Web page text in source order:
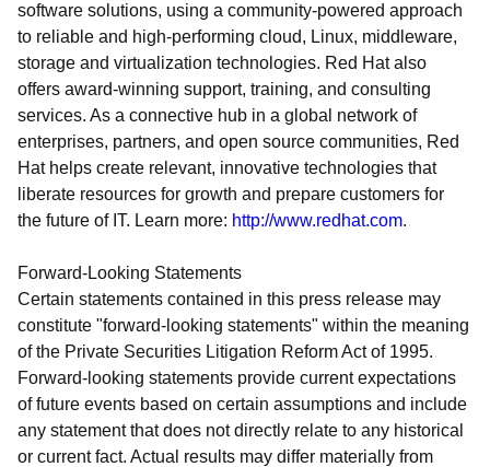
software solutions, using a community-powered approach
to reliable and high-performing cloud, Linux, middleware,
storage and virtualization technologies. Red Hat also
offers award-winning support, training, and consulting
services. As a connective hub in a global network of
enterprises, partners, and open source communities, Red
Hat helps create relevant, innovative technologies that
liberate resources for growth and prepare customers for
the future of IT. Learn more: http://www.redhat.com.
Forward-Looking Statements
Certain statements contained in this press release may
constitute "forward-looking statements" within the meaning
of the Private Securities Litigation Reform Act of 1995.
Forward-looking statements provide current expectations
of future events based on certain assumptions and include
any statement that does not directly relate to any historical
or current fact. Actual results may differ materially from